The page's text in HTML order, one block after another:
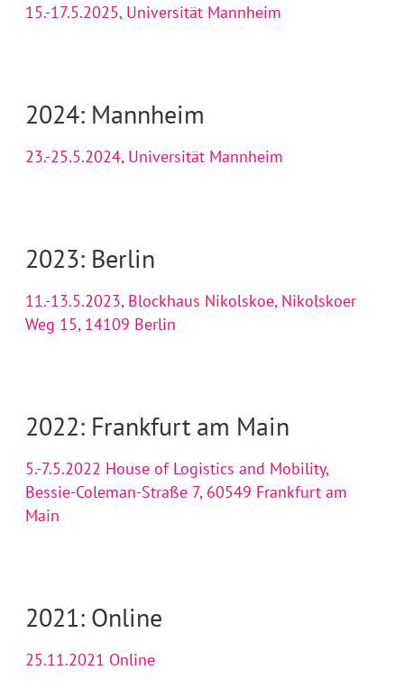
15.-17.5.2025, Universität Mannheim
2024: Mannheim
23.-25.5.2024, Universität Mannheim
2023: Berlin
11.-13.5.2023, Blockhaus Nikolskoe, Nikolskoer
Weg 15, 14109 Berlin
2022: Frankfurt am Main
5.-7.5.2022 House of Logistics and Mobility,
Bessie-Coleman-Straße 7, 60549 Frankfurt am
Main
2021: Online
25.11.2021 Online